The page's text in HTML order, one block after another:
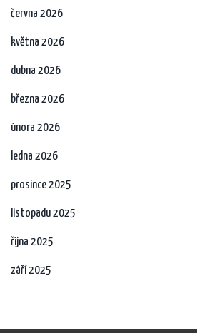
června 2026
května 2026
dubna 2026
března 2026
února 2026
ledna 2026
prosince 2025
listopadu 2025
října 2025
září 2025